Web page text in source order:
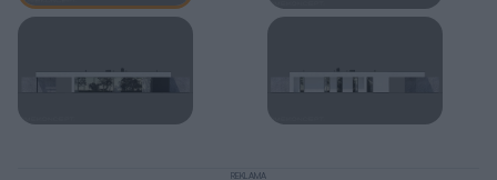
REKLAMA